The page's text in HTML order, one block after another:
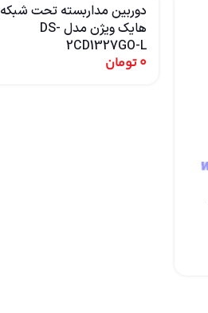
دوربین مداربسته تحت شبکه
هایک ویژن مدل DS-
2CD1327GO-L
0تومان